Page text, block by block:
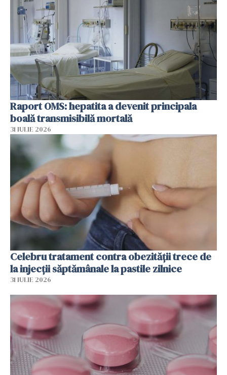
Raport OMS: hepatita a devenit principala
boală transmisibilă mortală
31 IULIE 2026
Celebru tratament contra obezității trece de
la injecții săptămânale la pastile zilnice
31 IULIE 2026